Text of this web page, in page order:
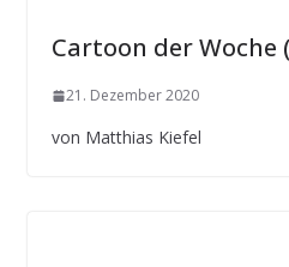
Cartoon der Woche
21. Dezember 2020
von Matthias Kiefel